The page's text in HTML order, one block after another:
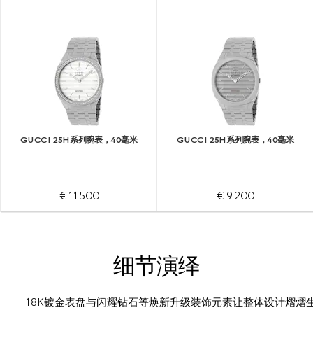
GUCCI 25H系列腕表，40毫米
€ 11.500
GUCCI 25H系列腕表，40毫米
€ 9.200
细节演绎
18K镀金表盘与闪耀钻石等焕新升级装饰元素让整体设计熠熠